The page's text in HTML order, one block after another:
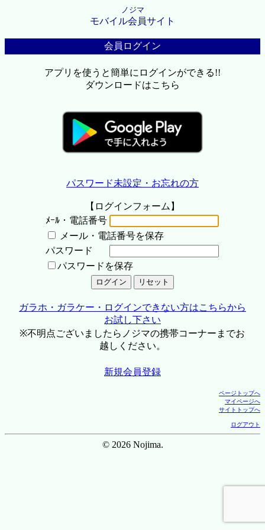
ノジマ
モバイル会員サイト
会員ログイン
アプリを使うと簡単にログインができる!!
ダウンロードはこちら
パスワード未設定・お忘れの方
【ログインフォーム】
ﾒｰﾙ・電話番号
メール・電話番号を保存
パスワード
パスワードを保存
ガラホ・ガラケー・ログインできない方はこちらから
お試し下さい
※不明点ございましたらノジマの携帯コーナーまでお
越しください。
新規会員登録
ページトップへ
マイページへ
サイトトップへ
ログアウト
© 2026 Nojima.